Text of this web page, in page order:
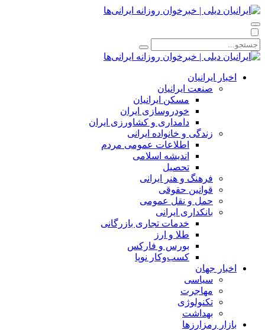
اخبار ایرانیان
صنعت ایرانیان
مسکن ایرانیان
خودروسازی ایران
دامداری و کشاورزی ایران
زندگی و خانواده ایرانی
اطلاعات عمومی مردم
اندیشه اسلامی
تحصیل
فرهنگ و هنر ایرانی
قوانین حقوقی
حمل و نقل عمومی
بانکداری ایرانی
خدمات تجاری بازرگانی
طلا و ارز
بورس و فارکس
کسب‌وکار نوپا
اخبار جهان
سیاسی
مهاجرت
تکنولوژی
بهداشت
بازار رمزارزها